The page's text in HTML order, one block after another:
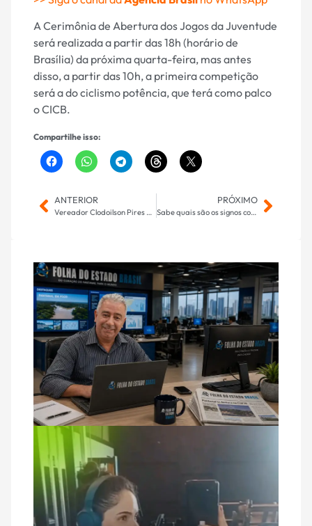
A Cerimônia de Abertura dos Jogos da Juventude
será realizada a partir das 18h (horário de
Brasília) da próxima quarta-feira, mas antes
disso, a partir das 10h, a primeira competição
será a do ciclismo potência, que terá como palco
o CICB.
Compartilhe isso:
ANTERIOR
Vereador Clodoilson Pires apresenta indicações por mais segurança e infraestrutura viária em Campo Grande
PRÓXIMO
Sabe quais são os signos com a aura mais forte e mais protegida?